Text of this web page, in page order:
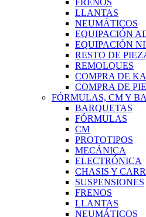
FRENOS
LLANTAS
NEUMÁTICOS
EQUIPACIÓN
EQUIPACIÓN
RESTO DE
REMOLQUES
COMPRA DE
COMPRA DE
FÓRMULAS, CM Y
BARQUETAS
FÓRMULAS
CM
PROTOTIPOS
MECÁNICA
ELECTRÓNICA
CHASIS Y
SUSPENSIONES
FRENOS
LLANTAS
NEUMÁTICOS